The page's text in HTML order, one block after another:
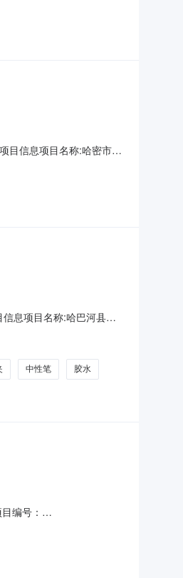
目信息项目名称:哈密市伊
购单位
息项目名称:哈巴河县阿
名称:哈巴
中性笔 胶水
编号：